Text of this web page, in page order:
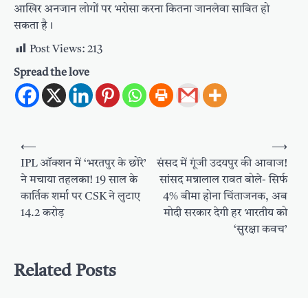
आखिर अनजान लोगों पर भरोसा करना कितना जानलेवा साबित हो
सकता है।
Post Views: 213
Spread the love
Post
navigation
⟵
IPL ऑक्शन में ‘भरतपुर के छोरे’
ने मचाया तहलका! 19 साल के
कार्तिक शर्मा पर CSK ने लुटाए
14.2 करोड़
संसद में गूंजी उदयपुर की आवाज!
सांसद मन्नालाल रावत बोले- सिर्फ
4% बीमा होना चिंताजनक, अब
मोदी सरकार देगी हर भारतीय को
‘सुरक्षा कवच’
⟶
Related Posts